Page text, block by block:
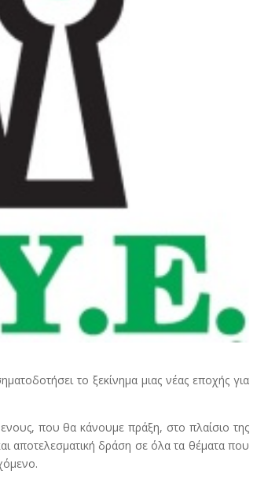
το ξεκίνημα μιας νέας εποχής για
που θα κάνουμε πράξη, στο πλαίσιο της
αποτελεσματική δράση σε όλα τα θέματα που